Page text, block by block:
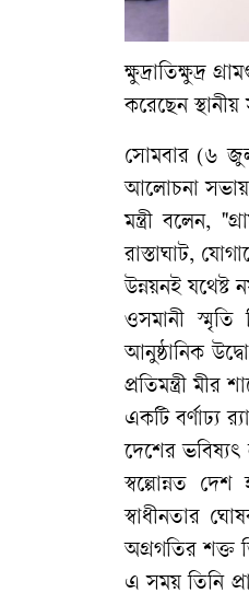
​ক্ষুদ্রাতিক্ষুদ্র
করেছেন
সোমবার (৬
আলোচনা সভায়
মন্ত্রী বলেন,
রাস্তাঘাট,
উন্নয়নই যথেষ্ট
​ওসমানী স্মৃতি
আনুষ্ঠানিক
প্রতিমন্ত্রী
একটি বর্ণাঢ্য
​দেশের ভবিষ্যৎ
স্বল্পোন্নত
স্বাধীনতার
অগ্রগতির শক্ত
এ সময় তিনি